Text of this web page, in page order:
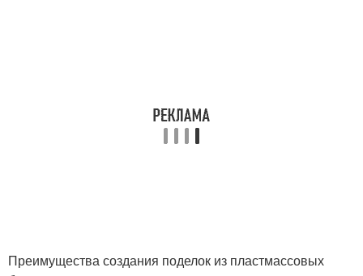
Преимущества создания поделок из пластмассовых